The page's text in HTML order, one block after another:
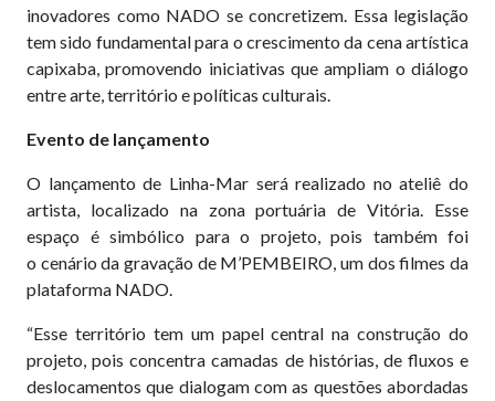
inovadores como NADO se concretizem. Essa legislação
tem sido fundamental para o crescimento da cena artística
capixaba, promovendo iniciativas que ampliam o diálogo
entre arte, território e políticas culturais.
Evento de lançamento
O lançamento de Linha-Mar será realizado no ateliê do
artista, localizado na zona portuária de Vitória. Esse
espaço é simbólico para o projeto, pois também foi
o cenário da gravação de M’PEMBEIRO, um dos filmes da
plataforma NADO.
“Esse território tem um papel central na construção do
projeto, pois concentra camadas de histórias, de fluxos e
deslocamentos que dialogam com as questões abordadas